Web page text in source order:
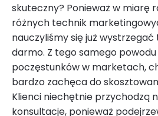
skuteczny? Ponieważ w miarę
różnych technik
nauczyliśmy się już wystrzegać
darmo. Z tego samego
poczęstunków w marketach,
bardzo zachęca do
Klienci niechętnie przychodzą
konsultacje, ponieważ